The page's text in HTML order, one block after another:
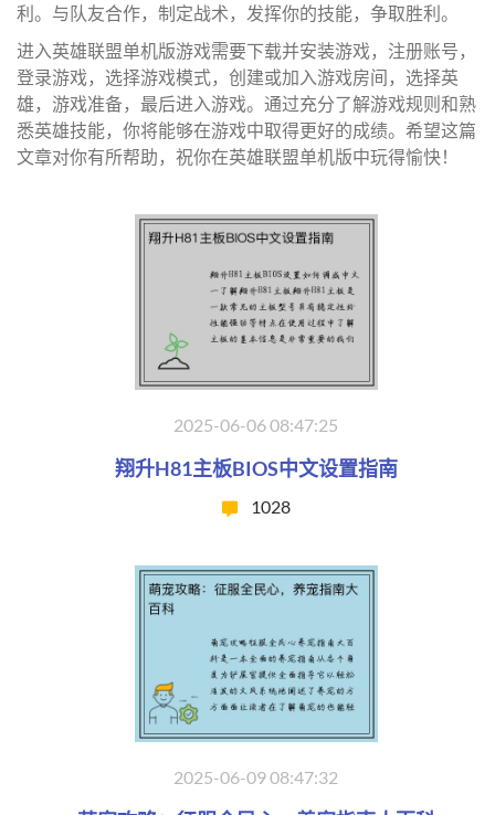
利。与队友合作，制定战术，发挥你的技能，争取胜利。
进入英雄联盟单机版游戏需要下载并安装游戏，注册账号，
登录游戏，选择游戏模式，创建或加入游戏房间，选择英
雄，游戏准备，最后进入游戏。通过充分了解游戏规则和熟
悉英雄技能，你将能够在游戏中取得更好的成绩。希望这篇
文章对你有所帮助，祝你在英雄联盟单机版中玩得愉快！
2025-06-06 08:47:25
翔升H81主板BIOS中文设置指南
1028
2025-06-09 08:47:32